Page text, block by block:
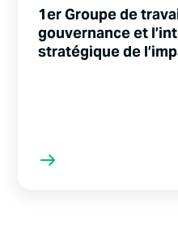
1er Groupe de
gouvernance et
stratégique de